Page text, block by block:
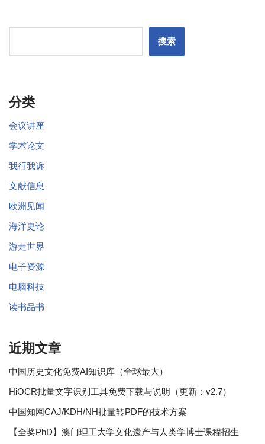
搜索
分类
会议讲座
学术论文
我行我诉
文献信息
欧洲见闻
海洋史论
游走世界
电子资源
电脑科技
读书品书
近期文章
中国历史文化免费AI知识库（全球最大）
HiOCR批量文字识别工具免费下载与说明（更新：v2.7）
中国知网CAJ/KDH/NH批量转PDF的技术方案
【全奖PhD】澳门理工大学文化遗产与人类学博士课程招生